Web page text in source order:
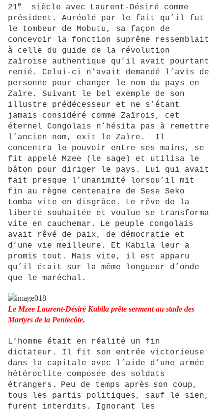
21e
siècle avec Laurent-Désiré comme
président. Auréolé par le fait qu’il fut
le tombeur de Mobutu, sa façon de
concevoir la fonction suprême ressemblait
à celle du guide de la révolution
zaïroise authentique qu’il avait pourtant
renié. Celui-ci n’avait demandé l’avis de
personne pour changer le nom du pays en
Zaïre. Suivant le bel exemple de son
illustre prédécesseur et ne s’étant
jamais considéré comme Zaïrois, cet
éternel Congolais n’hésita pas à remettre
l’ancien nom, exit le Zaïre. Il
concentra le pouvoir entre ses mains, se
fit appelé Mzee (le sage) et utilisa le
bâton pour diriger le pays. Lui qui avait
fait presque l’unanimité lorsqu’il mit
fin au règne centenaire de Sese Seko
tomba vite en disgrâce. Le rêve de la
liberté souhaitée et voulue se transforma
vite en cauchemar.
Le peuple congolais
avait
rêvé de paix, de démocratie
et
d’une vie meilleure. Et Kabila
leur a
promis
tout. Mais vite, il est apparu
qu’il était sur la même longueur d’onde
que le maréchal.
Le Mzee Laurent-Désiré Kabila prête serment au stade des
Martyrs de la Pentecôte.
L’homme était en réalité un fin
dictateur. Il fit son entrée victorieuse
dans la capitale avec l’aide d’une armée
hétéroclite composée des soldats
étrangers.
Peu de temps après son coup,
tous les partis politiques, sauf
le sien,
furent interdits. Ignorant les